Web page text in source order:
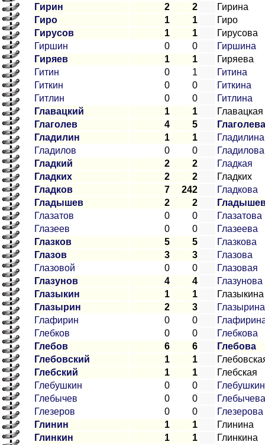
Гирин
2 2
Гирина
Гиро
1 1
Гиро
Гирусов
1 1
Гирусова
Гиршин
0 0
Гиршина
Гиряев
1 1
Гиряева
Гитин
0 1
Гитина
Гиткин
0 0
Гиткина
Гитлин
0 0
Гитлина
Главацкий
1 1
Главацкая
Глаголев
4 5
Глаголева
Гладилин
1 1
Гладилина
Гладилов
0 0
Гладилова
Гладкий
2 2
Гладкая
Гладких
2 2
Гладких
Гладков
7 242
Гладкова
Гладышев
2 2
Глазатов
0 0
Глазатова
Глазеев
0 0
Глазеева
Глазков
5 5
Глазкова
Глазов
3 3
Глазова
Глазовой
0 0
Глазовая
Глазунов
4 4
Глазунова
Глазыкин
1 1
Глазыкина
Глазырин
2 3
Глазырина
Глафирин
0 0
Глебков
0 0
Глебкова
Глебов
6 6
Глебова
Глебовский
1 1
Глебский
1 1
Глебская
Глебушкин
0 0
Глебычев
0 0
Глебычева
Глезеров
0 0
Глезерова
Глинин
1 1
Глинина
Глинкин
1 1
Глинкина